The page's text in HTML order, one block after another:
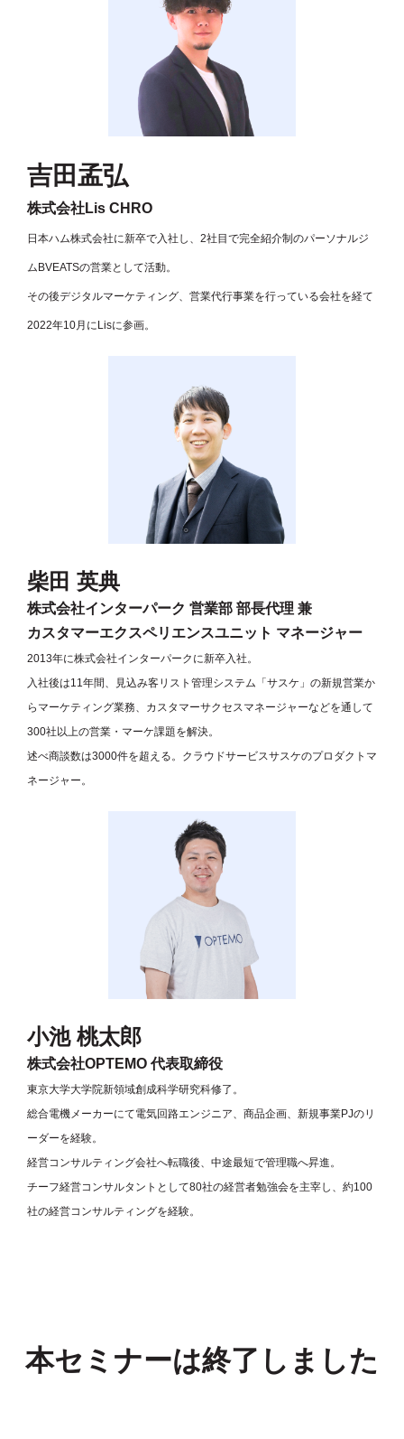
吉田孟弘
株式会社Lis CHRO
日本ハム株式会社に新卒で入社し、2社目で完全紹介制のパーソナルジ
ムBVEATSの営業として活動。
その後デジタルマーケティング、営業代行事業を行っている会社を経て
2022年10月にLisに参画。
柴田 英典
株式会社インターパーク 営業部 部長代理 兼
カスタマーエクスペリエンスユニット マネージャー
2013年に株式会社インターパークに新卒入社。
入社後は11年間、見込み客リスト管理システム「サスケ」の新規営業か
らマーケティング業務、カスタマーサクセスマネージャーなどを通して
300社以上の営業・マーケ課題を解決。
述べ商談数は3000件を超える。クラウドサービスサスケのプロダクトマ
ネージャー。
小池 桃太郎
株式会社OPTEMO 代表取締役
東京大学大学院新領域創成科学研究科修了。
総合電機メーカーにて電気回路エンジニア、商品企画、新規事業PJのリ
ーダーを経験。
経営コンサルティング会社へ転職後、中途最短で管理職へ昇進。
チーフ経営コンサルタントとして80社の経営者勉強会を主宰し、約100
社の経営コンサルティングを経験。
本セミナーは終了しました